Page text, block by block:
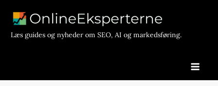
contentLæs guides og nyheder om SEO, AI og markedsføring.